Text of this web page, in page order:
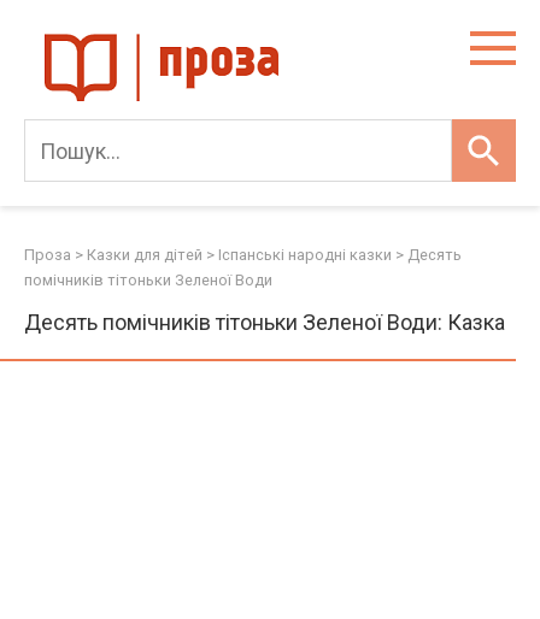
content
Проза > Казки для дітей > Іспанські народні казки > Десять
помічників тітоньки Зеленої Води
Десять помічників тітоньки Зеленої Води: Казка